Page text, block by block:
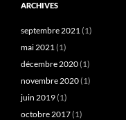
ARCHIVES
septembre 2021(1)
mai 2021(1)
décembre 2020(1)
novembre 2020(1)
juin 2019(1)
octobre 2017(1)